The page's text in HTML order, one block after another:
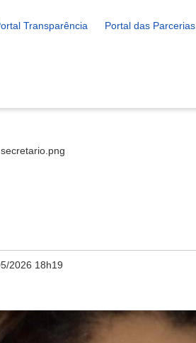
Transparência Portal das Parcerias
secretario.png
2026 18h19